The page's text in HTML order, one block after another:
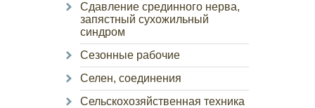
Сдавление срединного нерва,
запястный сухожильный
синдром
Сезонные рабочие
Селен, соединения
Сельскохозяйственная техника